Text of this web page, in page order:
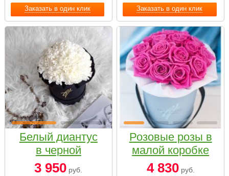
Заказать в один клик Заказать в один клик
Белый диантус
в черной
коробке Small
3 950 руб.
Розовые розы в
малой коробке
4 830руб.